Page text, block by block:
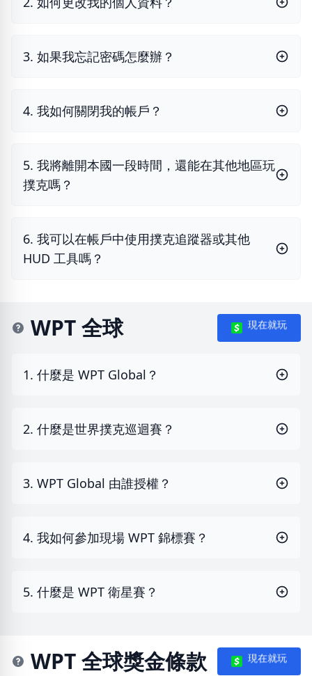
3. 如果我忘記密碼怎麼辦？
4. 我如何關閉我的帳戶？
5. 我將離開本國一段時間，還能在其他地區玩
撲克嗎？
6. 我可以在帳戶中使用撲克追蹤器或其他
HUD 工具嗎？
WPT 全球 現在就玩
1. 什麼是 WPT Global？
2. 什麼是世界撲克巡迴賽？
3. WPT Global 由誰授權？
4. 我如何參加現場 WPT 錦標賽？
5. 什麼是 WPT 衛星賽？
WPT 全球獎金條款 現在就玩